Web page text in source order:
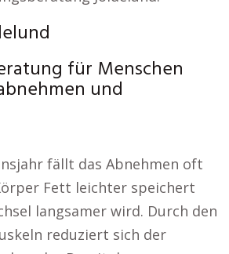
für Menschen
und
fällt das Abnehmen oft
Fett leichter speichert
langsamer wird. Durch den
reduziert sich der